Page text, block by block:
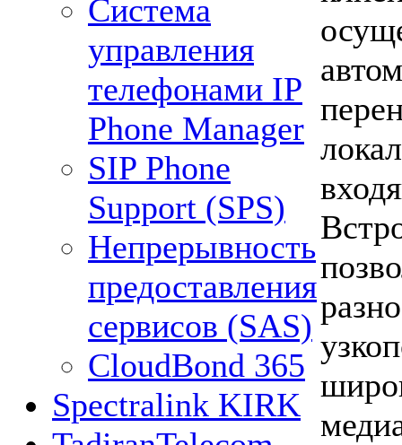
Система
управления
телефонами IP
Phone Manager
SIP Phone
Support (SPS)
Непрерывность
предоставления
сервисов (SAS)
CloudBond 365
Spectralink KIRK